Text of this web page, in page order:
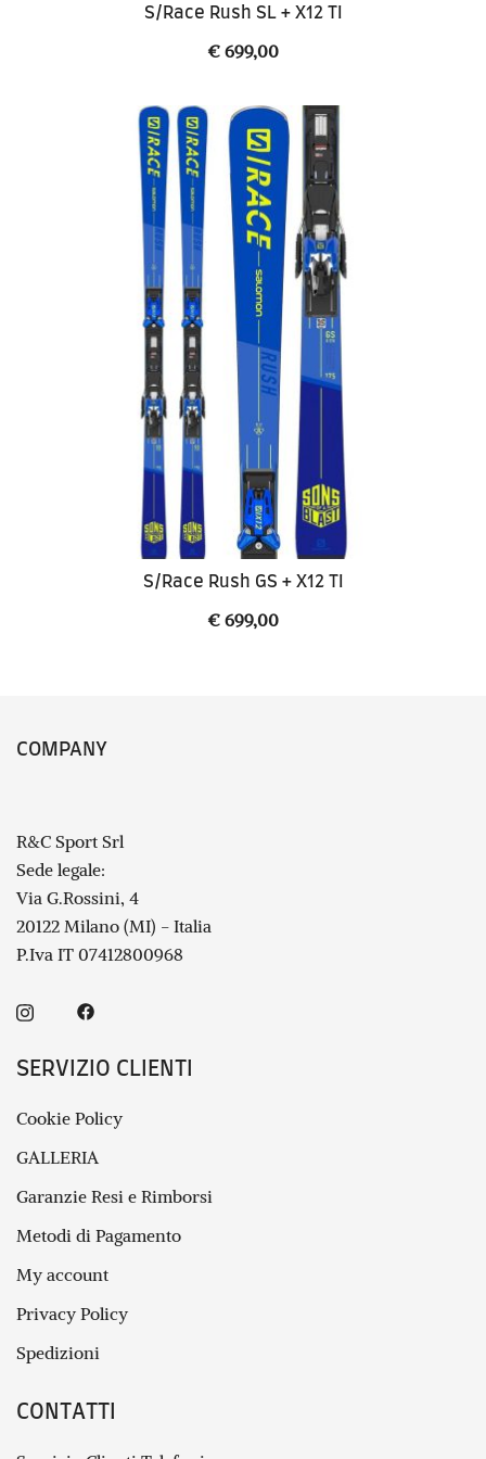
S/Race Rush SL + X12 TI
€ 699,00
S/Race Rush GS + X12 TI
€ 699,00
COMPANY
R&C Sport Srl
Sede legale:
Via G.Rossini, 4
20122 Milano (MI) - Italia
P.Iva IT 07412800968
SERVIZIO CLIENTI
Cookie Policy
GALLERIA
Garanzie Resi e Rimborsi
Metodi di Pagamento
My account
Privacy Policy
Spedizioni
CONTATTI